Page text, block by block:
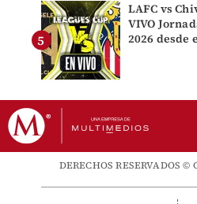
LAFC vs
VIVO
2026 desde
DERECHOS RESERVADOS ©